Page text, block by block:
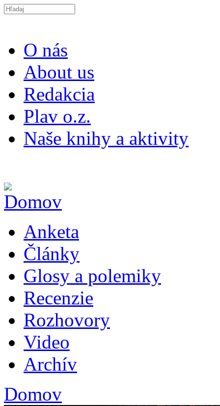
Skočiť na hlavný obsah
Search this site
O nás
About us
Redakcia
Plav o.z.
Naše knihy a aktivity
PlavAnketa
Články
Glosy a polemiky
Recenzie
Rozhovory
Video
Archív
Nachádzate sa tu
Domov